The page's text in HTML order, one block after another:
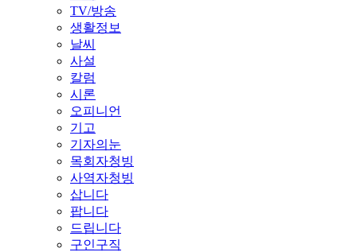
TV/방송
생활정보
날씨
사설
칼럼
시론
오피니언
기고
기자의눈
목회자청빙
사역자청빙
삽니다
팝니다
드립니다
구인구직